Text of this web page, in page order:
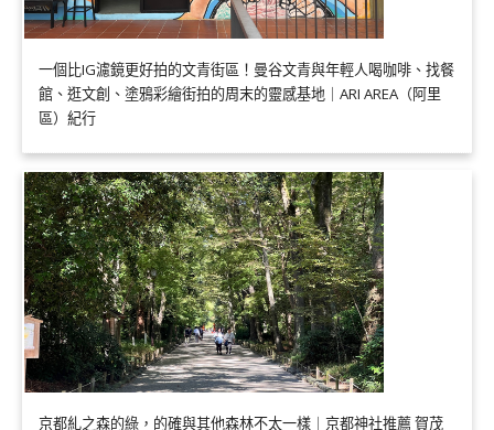
一個比IG濾鏡更好拍的文青街區！曼谷文青與年輕人喝咖啡、找餐
館、逛文創、塗鴉彩繪街拍的周末的靈感基地｜ARI AREA（阿里
區）紀行
京都糺之森的綠，的確與其他森林不太一樣｜京都神社推薦 賀茂